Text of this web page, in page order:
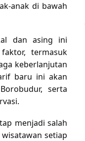
anak di bawah
dan asing ini
termasuk
keberlanjutan
baru ini akan
serta
menjadi salah
setiap